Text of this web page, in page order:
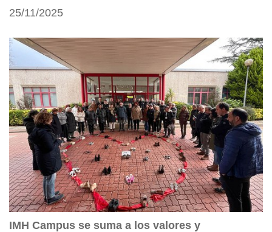
25/11/2025
IMH Campus se suma a los valores y